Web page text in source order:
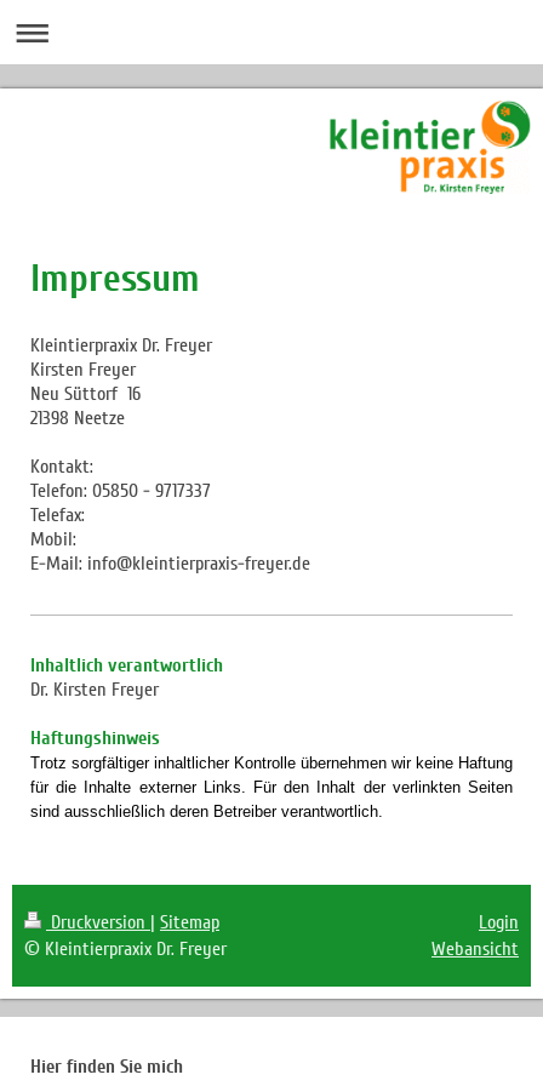
Impressum
Kleintierpraxix Dr. Freyer
Kirsten Freyer
Neu Süttorf 16
21398 Neetze
Kontakt:
Telefon: 05850 - 9717337
Telefax:
Mobil:
E-Mail: info@kleintierpraxis-freyer.de
Inhaltlich verantwortlich
Dr. Kirsten Freyer
Haftungshinweis
Trotz sorgfältiger inhaltlicher Kontrolle übernehmen wir keine Haftung
für die Inhalte externer Links. Für den Inhalt der verlinkten Seiten
sind ausschließlich deren Betreiber verantwortlich.
Druckversion | Sitemap
© Kleintierpraxix Dr. Freyer
Login
Webansicht
Hier finden Sie mich